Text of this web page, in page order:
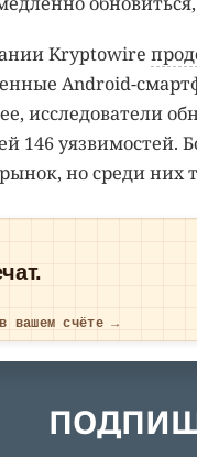
Kryptowire
Android-
исследователи
146 уязвимостей.
но среди них
вашем счёте →